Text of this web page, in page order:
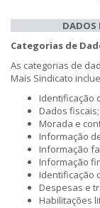
DADOS
Categorias de
As categorias de
Mais Sindicato
Identificação
Dados fiscais;
Morada e
Informação
Informação
Informação
Identificação
Despesas e
Habilitações